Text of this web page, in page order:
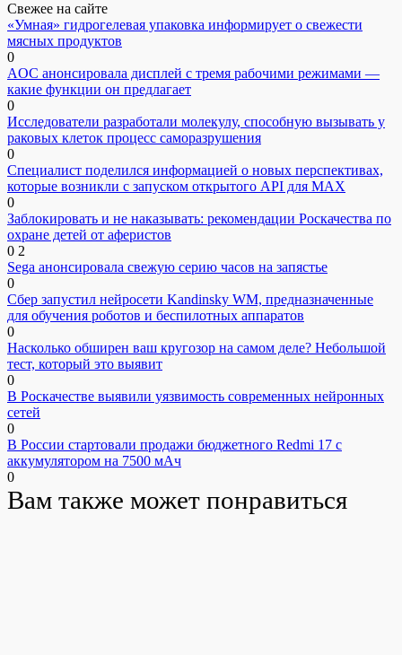
Свежее на сайте
«Умная» гидрогелевая упаковка информирует о свежести
мясных продуктов
0
AOC анонсировала дисплей с тремя рабочими режимами —
какие функции он предлагает
0
Исследователи разработали молекулу, способную вызывать у
раковых клеток процесс саморазрушения
0
Специалист поделился информацией о новых перспективах,
которые возникли с запуском открытого API для МАХ
0
Заблокировать и не наказывать: рекомендации Роскачества по
охране детей от аферистов
0 2
Sega анонсировала свежую серию часов на запястье
0
Сбер запустил нейросети Kandinsky WM, предназначенные
для обучения роботов и беспилотных аппаратов
0
Насколько обширен ваш кругозор на самом деле? Небольшой
тест, который это выявит
0
В Роскачестве выявили уязвимость современных нейронных
сетей
0
В России стартовали продажи бюджетного Redmi 17 с
аккумулятором на 7500 мАч
0
Вам также может понравиться